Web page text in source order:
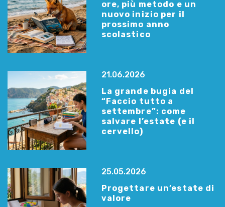
ore, più metodo e un
nuovo inizio per il
prossimo anno
scolastico
21.06.2026
La grande bugia del
“Faccio tutto a
settembre”: come
salvare l’estate (e il
cervello)
25.05.2026
Progettare un’estate di
valore